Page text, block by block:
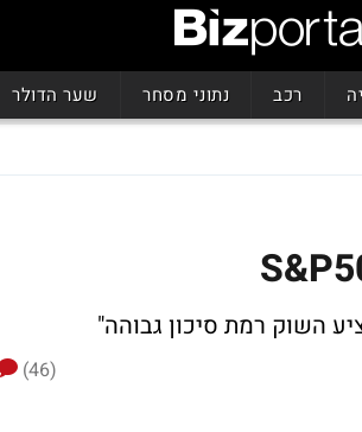
רכב נתוני מסחר שער הדולר
השוק רמת סיכון גבוהה"
(46)